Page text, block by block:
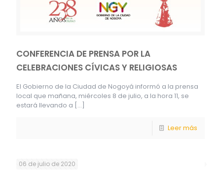
CONFERENCIA DE PRENSA POR LA
CELEBRACIONES CÍVICAS Y RELIGIOSAS
El Gobierno de la Ciudad de Nogoyá informó a la prensa
local que mañana, miércoles 8 de julio, a la hora 11, se
estará llevando a […]
Leer más
06 de julio de 2020